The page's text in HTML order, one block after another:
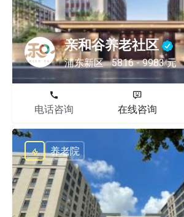
亲和谷养老社区
浦东新区 5816 - 9983 元
电话咨询 在线咨询
养老院